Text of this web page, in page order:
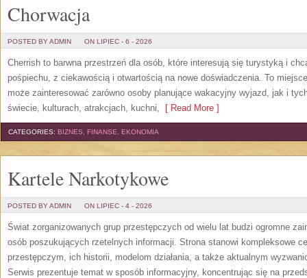
Chorwacja
POSTED BY ADMIN ON LIPIEC - 6 - 2026
Cherrish to barwna przestrzeń dla osób, które interesują się turystyką i
pośpiechu, z ciekawością i otwartością na nowe doświadczenia. To
może zainteresować zarówno osoby planujące wakacyjny wyjazd, jak i
świecie, kulturach, atrakcjach, kuchni, [ Read More ]
CATEGORIES: BIZNES, FINANSE, EKONOMIA
Kartele Narkotykowe
POSTED BY ADMIN ON LIPIEC - 4 - 2026
Świat zorganizowanych grup przestępczych od wielu lat budzi ogromne
osób poszukujących rzetelnych informacji. Strona stanowi kompleksowe
przestępczym, ich historii, modelom działania, a także aktualnym
Serwis prezentuje temat w sposób informacyjny, koncentrując się na